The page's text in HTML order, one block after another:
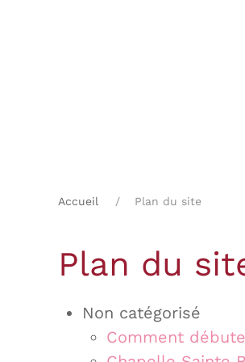
Accueil Plan du site
Plan du
Non catégorisé
Comment